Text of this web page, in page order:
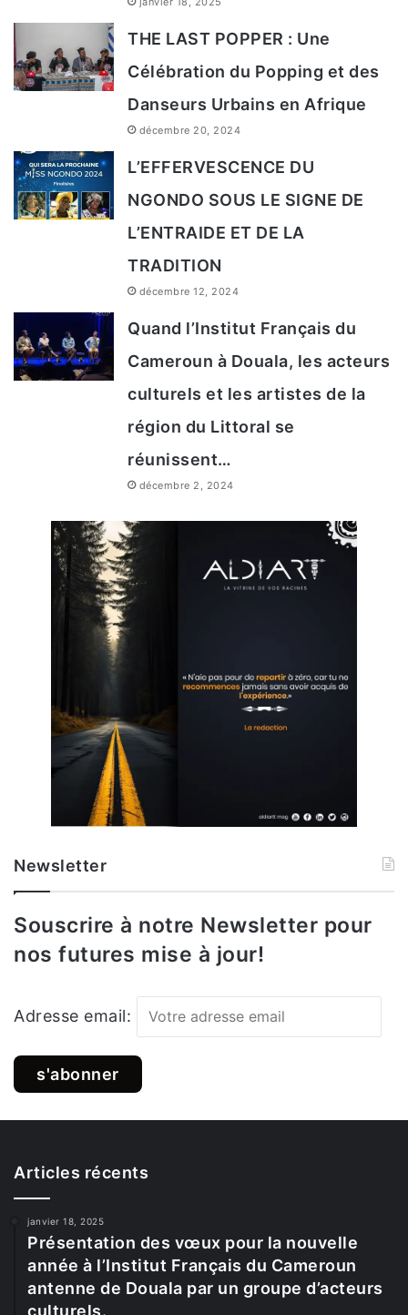
THE LAST POPPER : Une
Célébration du Popping et des
Danseurs Urbains en Afrique
décembre 20, 2024
L’EFFERVESCENCE DU
NGONDO SOUS LE SIGNE DE
L’ENTRAIDE ET DE LA
TRADITION
décembre 12, 2024
Quand l’Institut Français du
Cameroun à Douala, les acteurs
culturels et les artistes de la
région du Littoral se
réunissent…
décembre 2, 2024
Newsletter
Souscrire à notre Newsletter pour
nos futures mise à jour!
Adresse email:
Articles récents
janvier 18, 2025
Présentation des vœux pour la nouvelle
année à l’Institut Français du Cameroun
antenne de Douala par un groupe d’acteurs
culturels.